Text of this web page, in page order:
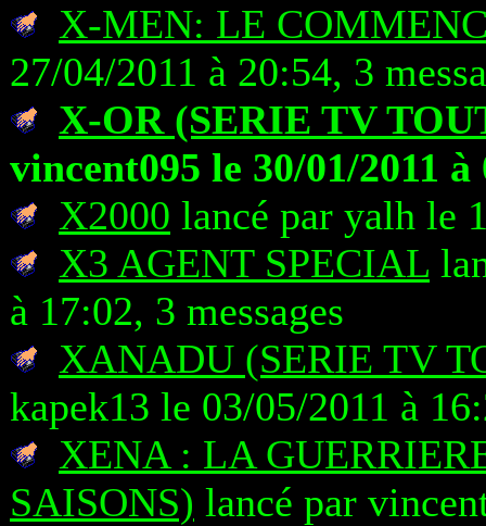
X-MEN: LE
27/04/2011 à 20:54, 3
X-OR (SERIE TV
vincent095 le 30/01/2011 à
X2000 lancé par yalh le
X3 AGENT SPECIAL
à 17:02, 3 messages
XANADU (SERIE TV
kapek13 le 03/05/2011 à
XENA : LA
SAISONS) lancé par